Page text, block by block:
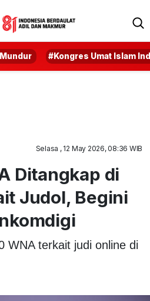
#Kongres Umat Islam
Selasa , 12 May 2026, 08:36 WIB
Ditangkap di
Judol, Begini
WNA terkait judi online di